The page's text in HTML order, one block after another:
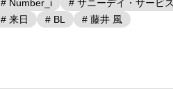
# Number_i
# サニーデイ・サービス
# 来日
# BL # 藤井 風